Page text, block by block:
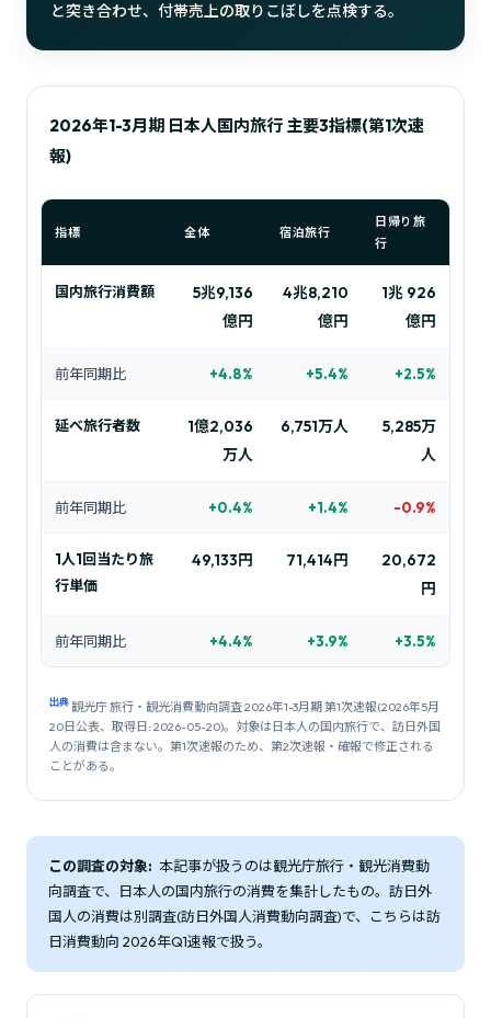
と突き合わせ、付帯売上の取りこぼしを点検する。
2026年1-3月期 日本人国内旅行 主要3指標(第1次速
報)
指標 全体 宿泊旅行
日帰り旅
行
国内旅行消費額
5兆9,136
億円
4兆8,210
億円
1兆 926
億円
前年同期比 +4.8% +5.4% +2.5%
延べ旅行者数
1億2,036
万人
6,751万人
5,285万
人
前年同期比 +0.4% +1.4% -0.9%
1人1回当たり旅
行単価
49,133円 71,414円
20,672
円
前年同期比 +4.4% +3.9% +3.5%
出典 観光庁 旅行・観光消費動向調査 2026年1-3月期 第1次速報(2026年5月
20日公表、取得日: 2026-05-20)。対象は日本人の国内旅行で、訪日外国
人の消費は含まない。第1次速報のため、第2次速報・確報で修正される
ことがある。
この調査の対象: 本記事が扱うのは観光庁旅行・観光消費動
向調査で、日本人の国内旅行の消費を集計したもの。訪日外
国人の消費は別調査(訪日外国人消費動向調査)で、こちらは訪
日消費動向 2026年Q1速報で扱う。